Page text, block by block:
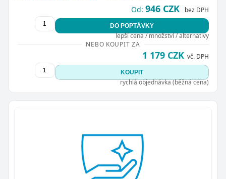
Od: 946 CZK bez DPH
DO POPTÁVKY
lepší cena / množství / alternativy
NEBO KOUPIT ZA
1 179 CZK vč. DPH
KOUPIT
rychlá objednávka (běžná cena)